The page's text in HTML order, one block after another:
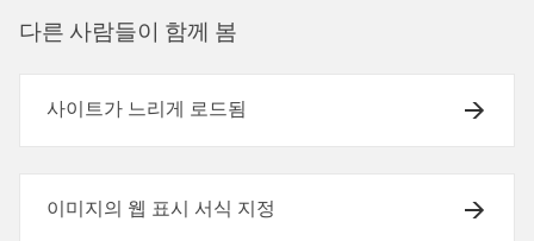
다른 사람들이 함께 봄
사이트가 느리게 로드됨
이미지의 웹 표시 서식 지정